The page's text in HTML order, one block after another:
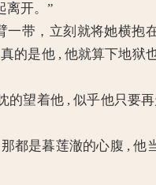
离开。”
带，立刻就将她横抱
的是他 , 他就算下地狱
望着他 , 似乎他只要
是暮莲澈的心腹 , 他